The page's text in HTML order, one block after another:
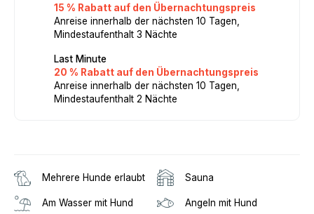
15 % Rabatt auf den Übernachtungspreis
Anreise innerhalb der nächsten 10 Tagen,
Mindestaufenthalt 3 Nächte
Last Minute
20 % Rabatt auf den Übernachtungspreis
Anreise innerhalb der nächsten 10 Tagen,
Mindestaufenthalt 2 Nächte
Mehrere Hunde erlaubt Sauna
Am Wasser mit Hund Angeln mit Hund